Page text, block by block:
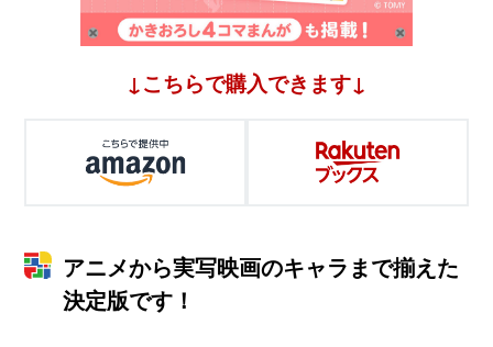
↓こちらで購入できます↓
アニメから実写映画のキャラまで揃えた
決定版です！